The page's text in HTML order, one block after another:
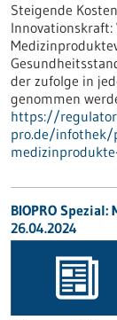
Steigende
Innovationskraft:
der zufolge in
genommen
https://
pro.de/infothek/
BIOPRO
26.04.2024